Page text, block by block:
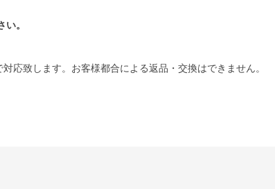
。
応致します。お客様都合による返品・交換はできません。